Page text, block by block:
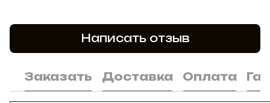
Написать отзыв
Заказать Доставка Оплата